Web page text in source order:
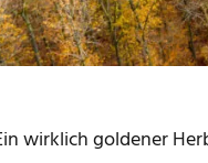
wirklich goldener